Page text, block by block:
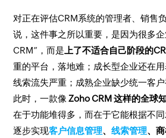
对正在评估CRM系统的管理者、销售
说，这件事之所以重要，是因为很多
CRM”，而是 上了不适合自己阶段的
重的平台，落地难；成长型企业还在用
线索流失严重；成熟企业缺少统一客户
此时，一款像Zoho CRM 这样的全球
在于功能堆得多，而在于它能根据不
逐步实现客户信息管理、线索管理、